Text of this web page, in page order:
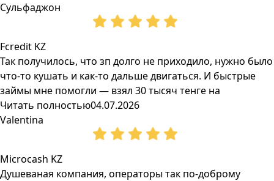
Сульфаджон
Fcredit KZ
Так получилось, что зп долго не приходило, нужно было
что-то кушать и как-то дальше двигаться. И быстрые
займы мне помогли — взял 30 тысяч тенге на
Читать полностью04.07.2026
Valentina
Microcash KZ
Душеваная компания, операторы так по-доброму